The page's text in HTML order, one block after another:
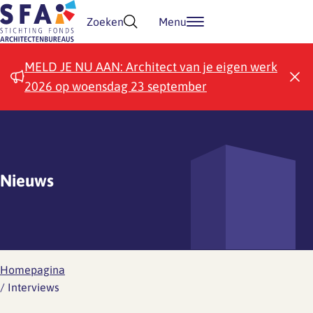
Doorgaan naar inhoud
Zoeken Menu
MELD JE NU AAN: Architect van je eigen werk
2026 op woensdag 23 september
Nieuws
Homepagina
/ Interviews